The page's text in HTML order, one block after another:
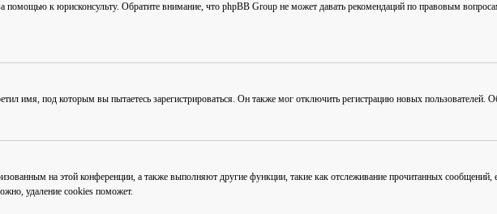
помощью к юрисконсульту. Обратите внимание, что phpBB Group не может давать рекомендаций по правовым
имя, под которым вы пытаетесь зарегистрироваться. Он также мог отключить регистрацию новых пользователей.
на этой конференции, а также выполняют другие функции, такие как отслеживание прочитанных
удаление cookies поможет.